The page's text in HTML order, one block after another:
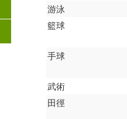
游泳
籃球
手球
武術
田徑